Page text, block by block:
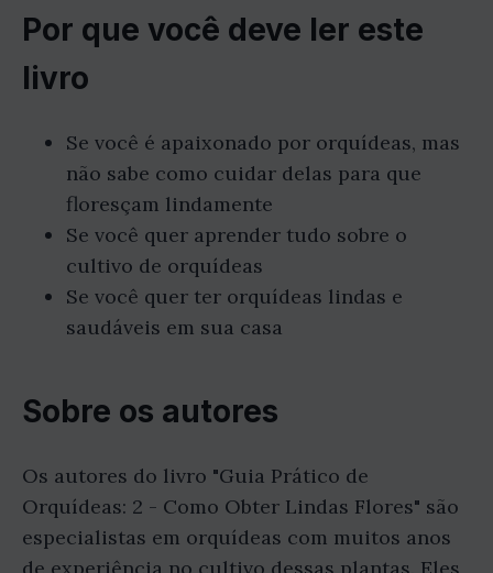
Por que você deve ler este
livro
Se você é apaixonado por orquídeas, mas
não sabe como cuidar delas para que
floresçam lindamente
Se você quer aprender tudo sobre o
cultivo de orquídeas
Se você quer ter orquídeas lindas e
saudáveis em sua casa
Sobre os autores
Os autores do livro "Guia Prático de
Orquídeas: 2 - Como Obter Lindas Flores" são
especialistas em orquídeas com muitos anos